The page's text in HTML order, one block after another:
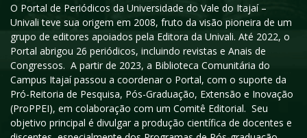
O Portal de Periódicos da Universidade do Vale do Itajaí –
Univali teve sua origem em 2008, fruto da visão pioneira de um
grupo de editores apoiados pela Editora da Univali. Até 2022, o
Portal abrigou 26 periódicos, incluindo revistas e Anais de
Congressos. A partir de 2023, a Biblioteca Comunitária do
Campus Itajaí passou a coordenar o Portal, com o suporte da
Pró-Reitoria de Pesquisa, Pós-Graduação, Extensão e Inovação
(ProPPEI), em colaboração com um Comitê Editorial. Seu
objetivo principal é divulgar a produção científica de docentes e